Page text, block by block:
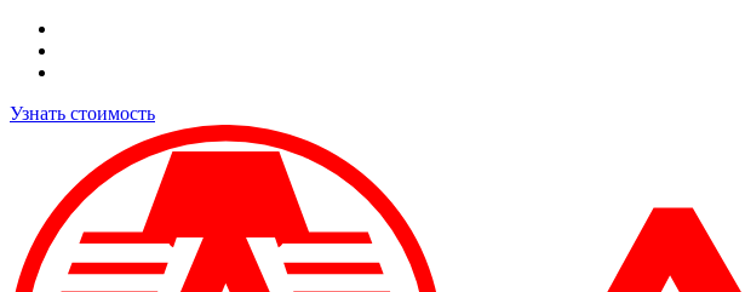
Узнать стоимость